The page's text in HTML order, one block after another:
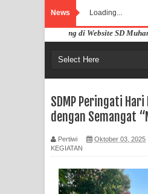
News Loading...
Datang di Website SD Muhammadiyah
SDMP Peringati Hari
dengan Semangat
Pertiwi Oktober 03, 2025
KEGIATAN